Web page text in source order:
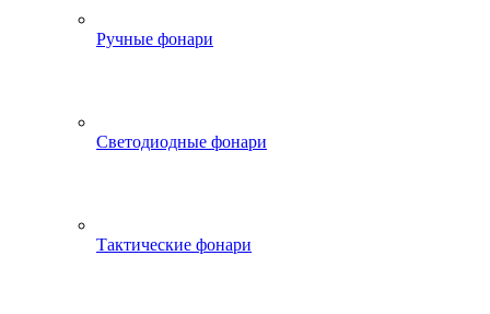
Ручные фонари
Светодиодные фонари
Тактические фонари